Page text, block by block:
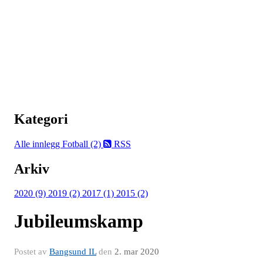
Kategori
Alle innlegg Fotball (2) RSS
Arkiv
2020 (9) 2019 (2) 2017 (1) 2015 (2)
Jubileumskamp
Postet av Bangsund ILden 2. mar 2020